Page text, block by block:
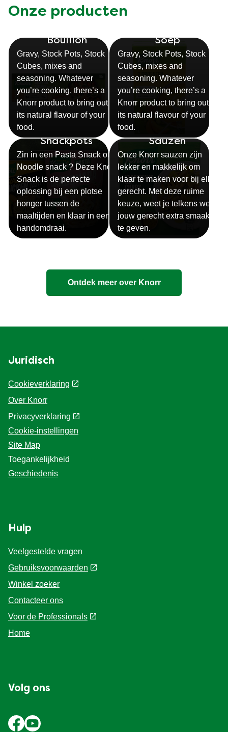
Onze producten
Bouillon
Gravy, Stock Pots, Stock
Cubes, mixes and
seasoning. Whatever
you’re cooking, there’s a
Knorr product to bring out
its natural flavour of your
food.
Soep
Gravy, Stock Pots, Stock
Cubes, mixes and
seasoning. Whatever
you’re cooking, there’s a
Knorr product to bring out
its natural flavour of your
food.
Snackpots
Zin in een Pasta Snack of
Noodle snack ? Deze Knorr
Snack is de perfecte
oplossing bij een plotse
honger tussen de
maaltijden en klaar in een
handomdraai.
Sauzen
Onze Knorr sauzen zijn
lekker en makkelijk om
klaar te maken voor bij elk
gerecht. Met deze ruime
keuze, weet je telkens weer
jouw gerecht extra smaak
te geven.
Ontdek meer over Knorr
Juridisch
Cookieverklaring
Over Knorr
Privacyverklaring
Cookie-instellingen
Site Map
Toegankelijkheid
Geschiedenis
Hulp
Veelgestelde vragen
Gebruiksvoorwaarden
Winkel zoeker
Contacteer ons
Voor de Professionals
Home
Volg ons